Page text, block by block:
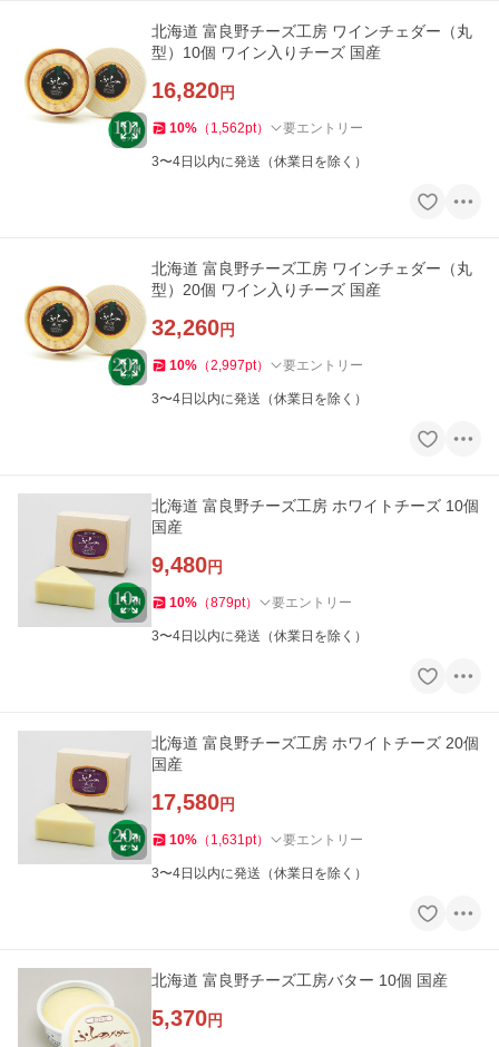
北海道 富良野チーズ工房 ワインチェダー（丸
型）10個 ワイン入りチーズ 国産
16,820円
10% （ 1,562pt） 要エントリー
3〜4日以内に発送（休業日を除く）
北海道 富良野チーズ工房 ワインチェダー（丸
型）20個 ワイン入りチーズ 国産
32,260円
10% （2,997pt） 要エントリー
3〜4日以内に発送（休業日を除く）
北海道 富良野チーズ工房 ホワイトチーズ 10個
国産
9,480円
10% （879pt） 要エントリー
3〜4日以内に発送（休業日を除く）
北海道 富良野チーズ工房 ホワイトチーズ 20個
国産
17,580円
10% （ 1,631pt） 要エントリー
3〜4日以内に発送（休業日を除く）
北海道 富良野チーズ工房バター 10個 国産
5,370円